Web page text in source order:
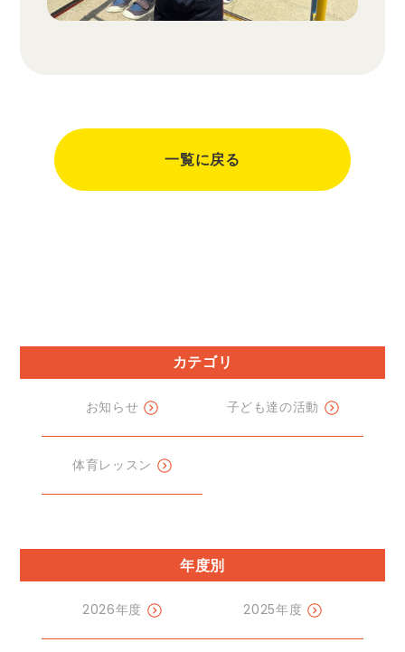
カテゴリ
お知らせ 子ども達の活動
体育レッスン
年度別
2026年度 2025年度
一覧に戻る